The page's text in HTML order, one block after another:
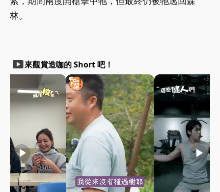
林。
smart_display來觀賞造咖的 Short 吧！
play_arrow play_arrow play_arrow